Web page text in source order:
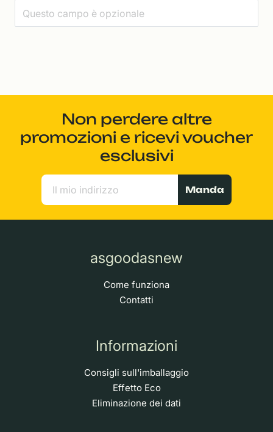
Non perdere altre
promozioni e ricevi voucher
esclusivi
Manda
asgoodasnew
Come funziona
Contatti
Informazioni
Consigli sull'imballaggio
Effetto Eco
Eliminazione dei dati